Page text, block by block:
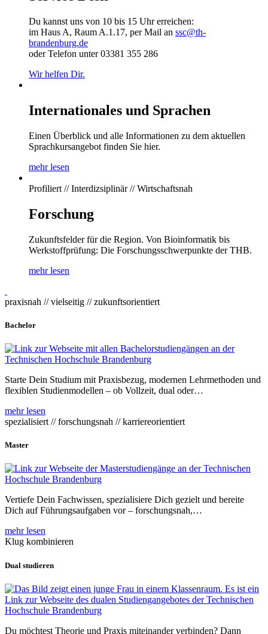
Du kannst uns von 10 bis 15 Uhr erreichen:
im Haus A, Raum A.1.17, per Mail an ssc@th-
brandenburg.de
oder Telefon unter 03381 355 286
Wir helfen Dir.
Internationales und Sprachen
Einen Überblick und alle Informationen zu dem aktuellen
Sprachkursangebot finden Sie hier.
mehr lesen
Profiliert // Interdizsiplinär // Wirtschaftsnah
Forschung
Zukunftsfelder für die Region. Von Bioinformatik bis
Werkstoffprüfung: Die Forschungsschwerpunkte der THB.
mehr lesen
praxisnah // vielseitig // zukunftsorientiert
Bachelor
Starte Dein Studium mit Praxisbezug, modernen Lehrmethoden und
flexiblen Studienmodellen – ob Vollzeit, dual oder…
mehr lesen
spezialisiert // forschungsnah // karriereorientiert
Master
Vertiefe Dein Fachwissen, spezialisiere Dich gezielt und bereite
Dich auf Führungsaufgaben vor – forschungsnah,…
mehr lesen
Klug kombinieren
Dual studieren
Du möchtest Theorie und Praxis miteinander verbinden? Dann